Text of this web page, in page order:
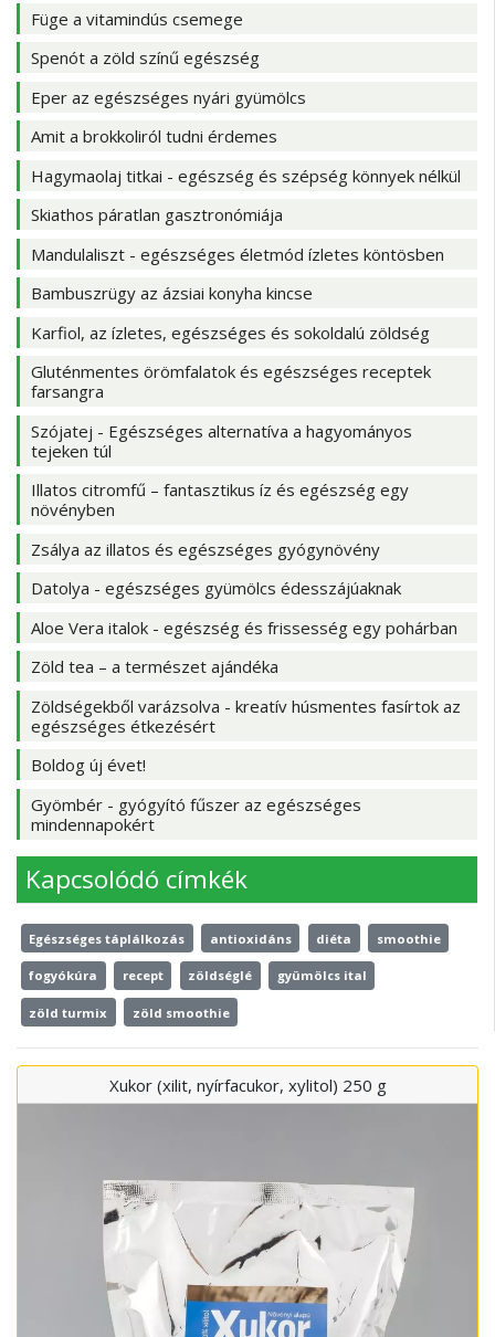
Füge a vitamindús csemege
Spenót a zöld színű egészség
Eper az egészséges nyári gyümölcs
Amit a brokkoliról tudni érdemes
Hagymaolaj titkai - egészség és szépség könnyek nélkül
Skiathos páratlan gasztronómiája
Mandulaliszt - egészséges életmód ízletes köntösben
Bambuszrügy az ázsiai konyha kincse
Karfiol, az ízletes, egészséges és sokoldalú zöldség
Gluténmentes örömfalatok és egészséges receptek
farsangra
Szójatej - Egészséges alternatíva a hagyományos
tejeken túl
Illatos citromfű – fantasztikus íz és egészség egy
növényben
Zsálya az illatos és egészséges gyógynövény
Datolya - egészséges gyümölcs édesszájúaknak
Aloe Vera italok - egészség és frissesség egy pohárban
Zöld tea – a természet ajándéka
Zöldségekből varázsolva - kreatív húsmentes fasírtok az
egészséges étkezésért
Boldog új évet!
Gyömbér - gyógyító fűszer az egészséges
mindennapokért
Kapcsolódó címkék
Egészséges táplálkozás antioxidáns diéta smoothie
fogyókúra recept zöldséglé gyümölcs ital
zöld turmix zöld smoothie
Xukor (xilit, nyírfacukor, xylitol) 250 g